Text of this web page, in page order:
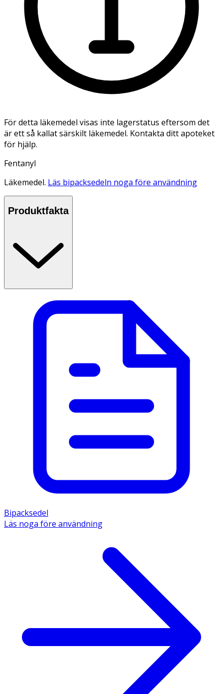
För detta läkemedel visas inte lagerstatus eftersom det
är ett så kallat särskilt läkemedel. Kontakta ditt apoteket
för hjälp.
Fentanyl
Läkemedel. Läs bipacksedeln noga före användning
Produktfakta
Bipacksedel
Läs noga före användning